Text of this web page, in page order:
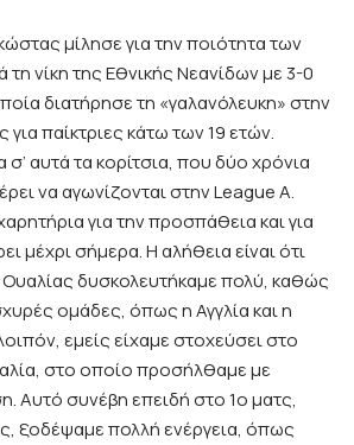
μίλησε για την ποιότητα των
τη νίκη της Εθνικής Νεανίδων με 3-0
διατήρησε τη «γαλανόλευκη» στην
για παίκτριες κάτω των 19 ετών.
σ’ αυτά τα κορίτσια, που δύο χρόνια
να αγωνίζονται στην League A.
για την προσπάθεια και για
μέχρι σήμερα. Η αλήθεια είναι ότι
δυσκολευτήκαμε πολύ, καθώς
ομάδες, όπως η Αγγλία και η
εμείς είχαμε στοχεύσει στο
στο οποίο προσήλθαμε με
Αυτό συνέβη επειδή στο 1ο ματς,
ξοδέψαμε πολλή ενέργεια, όπως